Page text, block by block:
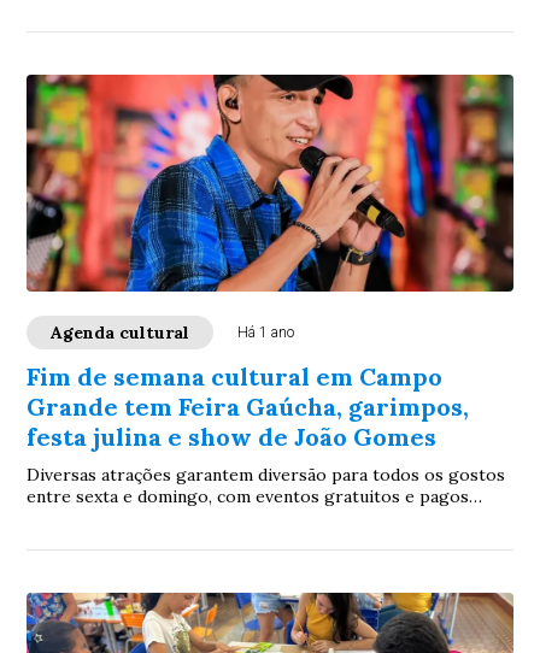
Agenda cultural Há 1 ano
Fim de semana cultural em Campo
Grande tem Feira Gaúcha, garimpos,
festa julina e show de João Gomes
Diversas atrações garantem diversão para todos os gostos
entre sexta e domingo, com eventos gratuitos e pagos